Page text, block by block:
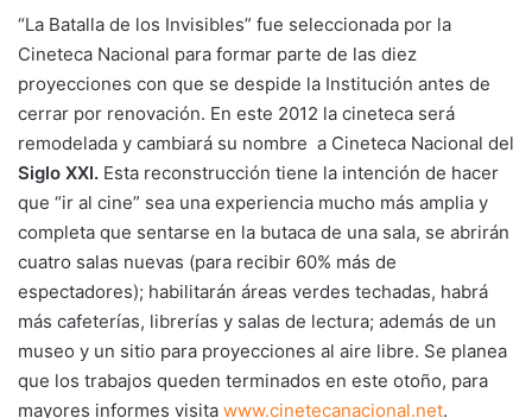
“La Batalla de los Invisibles” fue seleccionada por la
Cineteca Nacional para formar parte de las diez
proyecciones con que se despide la Institución antes de
cerrar por renovación. En este 2012 la cineteca será
remodelada y cambiará su nombre a Cineteca Nacional del
Siglo XXI. Esta reconstrucción tiene la intención de hacer
que “ir al cine” sea una experiencia mucho más amplia y
completa que sentarse en la butaca de una sala, se abrirán
cuatro salas nuevas (para recibir 60% más de
espectadores); habilitarán áreas verdes techadas, habrá
más cafeterías, librerías y salas de lectura; además de un
museo y un sitio para proyecciones al aire libre. Se planea
que los trabajos queden terminados en este otoño, para
mayores informes visita www.cinetecanacional.net.